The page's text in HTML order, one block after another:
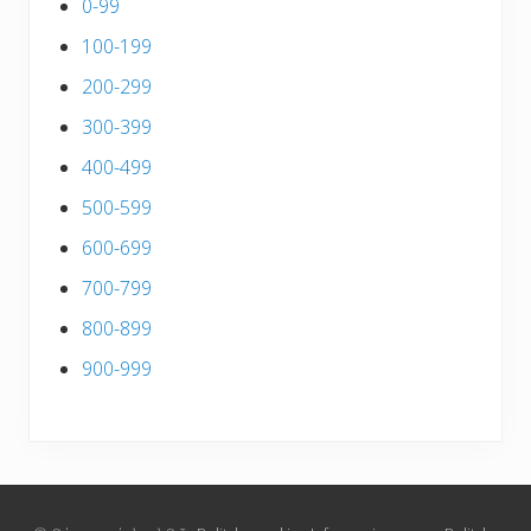
0-99
100-199
200-299
300-399
400-499
500-599
600-699
700-799
800-899
900-999